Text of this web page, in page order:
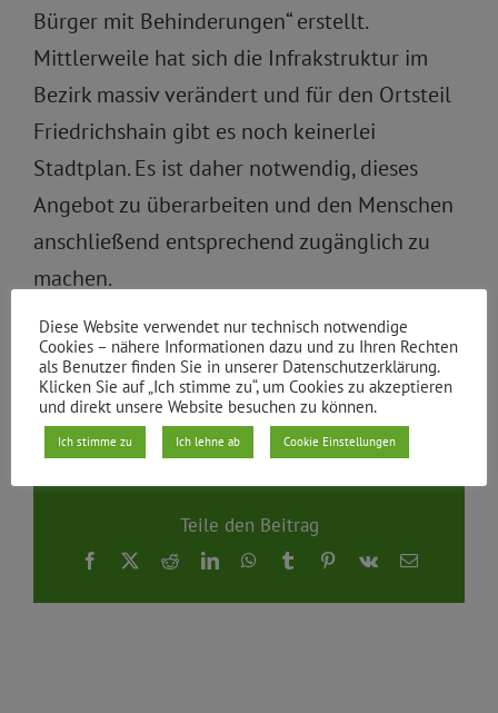
Bürger mit Behinderungen“ erstellt.
Mittlerweile hat sich die Infrakstruktur im
Bezirk massiv verändert und für den Ortsteil
Friedrichshain gibt es noch keinerlei
Stadtplan. Es ist daher notwendig, dieses
Angebot zu überarbeiten und den Menschen
anschließend entsprechend zugänglich zu
machen.
Antragstellerin: Marianne Burkert-Eulitz
Von | 20.05.2008
Teile den Beitrag
Facebook
X RedditLinkedInWhatsApp
TumblrPinterest
Vk
E-
Diese Website verwendet nur technisch notwendige
Cookies – nähere Informationen dazu und zu Ihren Rechten
als Benutzer finden Sie in unserer Datenschutzerklärung.
Klicken Sie auf „Ich stimme zu“, um Cookies zu akzeptieren
und direkt unsere Website besuchen zu können.
Ich stimme zu Ich lehne ab Cookie Einstellungen